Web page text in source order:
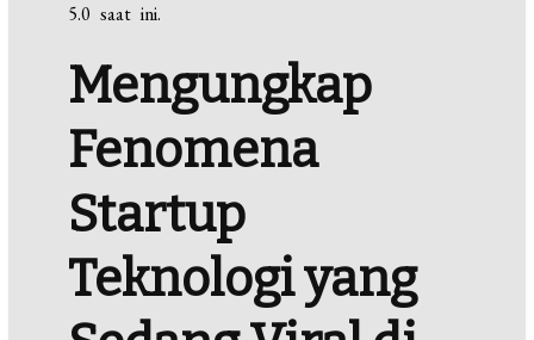
5.0 saat ini.
Mengungkap
Fenomena
Startup
Teknologi yang